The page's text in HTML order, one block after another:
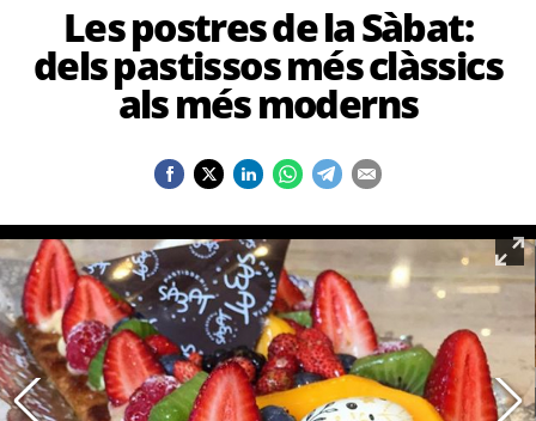
Les postres de la Sàbat:
dels pastissos més clàssics
als més moderns